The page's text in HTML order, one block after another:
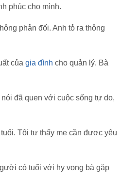
phúc cho mình.
phản đối. Anh tỏ ra thông
của gia đình cho quản lý. Bà
đã quen với cuộc sống tự do,
Tôi tự thấy mẹ cần được yêu
có tuổi với hy vọng bà gặp